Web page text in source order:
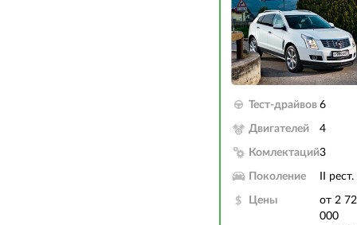
Тест-драйвов 6
Двигателей 4
Комлектаций3
Поколение II рест.
Цены
от 2
000